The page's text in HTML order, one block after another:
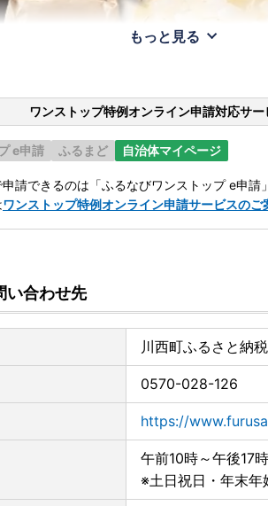
もっと見る
ワンストップ特例オンライン申請対応サー
e申請 ふるまど 自治体マイページ
請できるのは「ふるなびワンストップ e申請
ワンストップ特例オンライン申請サービスのご
い合わせ先
川西町ふるさと納
0570-028-126
https://
午前10時～午後17時
※土日祝日・年末年